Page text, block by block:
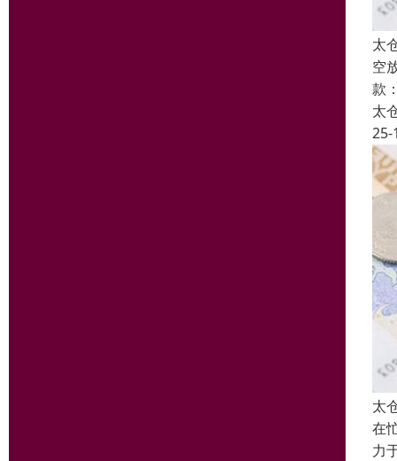
太
空
款
太
25-
太
在
力